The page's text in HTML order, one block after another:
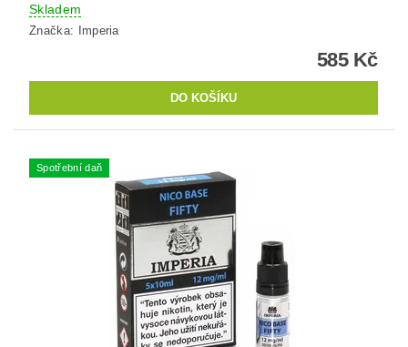
Skladem
Značka: Imperia
585 Kč
Spotřební daň